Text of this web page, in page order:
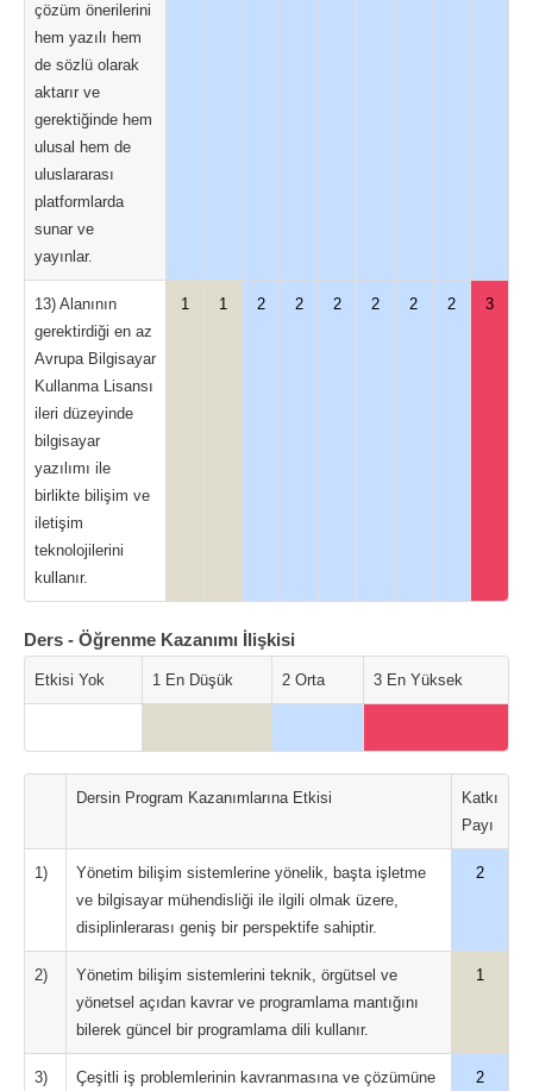
çözüm önerilerini
hem yazılı hem
de sözlü olarak
aktarır ve
gerektiğinde hem
ulusal hem de
uluslararası
platformlarda
sunar ve
yayınlar.
13) Alanının
gerektirdiği en az
Avrupa Bilgisayar
Kullanma Lisansı
ileri düzeyinde
bilgisayar
yazılımı ile
birlikte bilişim ve
iletişim
teknolojilerini
kullanır.
1 1 2 2 2 2 2 2 3
Ders - Öğrenme Kazanımı İlişkisi
Etkisi Yok 1 En Düşük 2 Orta 3 En Yüksek
Dersin Program Kazanımlarına Etkisi
Katkı
Payı
1)
Yönetim bilişim sistemlerine yönelik, başta işletme
ve bilgisayar mühendisliği ile ilgili olmak üzere,
disiplinlerarası geniş bir perspektife sahiptir.
2
2)
Yönetim bilişim sistemlerini teknik, örgütsel ve
yönetsel açıdan kavrar ve programlama mantığını
bilerek güncel bir programlama dili kullanır.
1
3)
Çeşitli iş problemlerinin kavranmasına ve çözümüne
2